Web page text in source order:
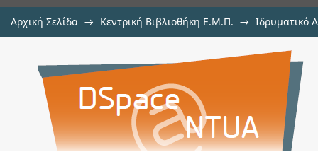
Αρχική Σελίδα → Κεντρική Βιβλιοθήκη Ε.Μ.Π. → Ιδρυματικό
Επεξεργασία φύλλων ελιάς
χρήση προηγμένων
αντιοξειδωτικής τους δράσης